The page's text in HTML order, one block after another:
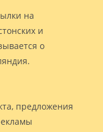
на
и
о
предложения